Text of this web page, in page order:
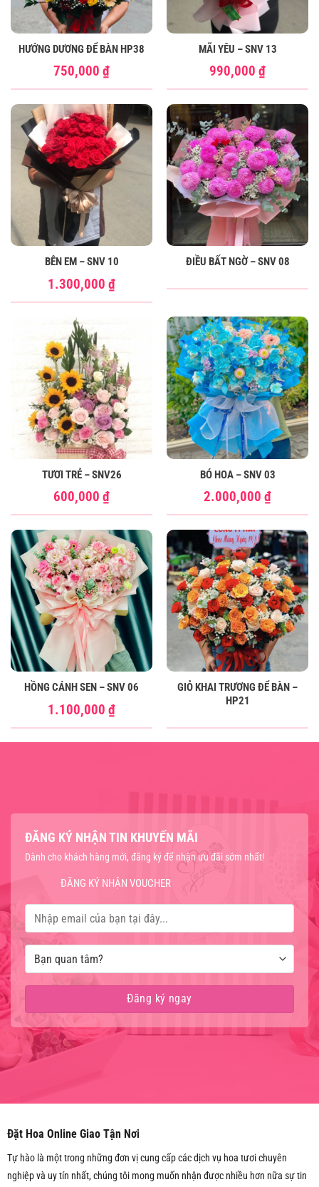
HƯỚNG DƯƠNG ĐỂ BÀN HP38
750,000 ₫
MÃI YÊU – SNV 13
990,000 ₫
BÊN EM – SNV 10
1.300,000 ₫
ĐIỀU BẤT NGỜ – SNV 08
TƯƠI TRẺ – SNV26
600,000 ₫
BÓ HOA – SNV 03
2.000,000 ₫
HỒNG CÁNH SEN – SNV 06
1.100,000 ₫
GIỎ KHAI TRƯƠNG ĐỂ BÀN –
HP21
ĐĂNG KÝ NHẬN TIN KHUYẾN MÃI
Dành cho khách hàng mới, đăng ký để nhận ưu đãi sớm nhất!
ĐĂNG KÝ NHẬN VOUCHER
Đặt Hoa Online Giao Tận Nơi
Tự hào là một trong những đơn vị cung cấp các dịch vụ hoa tươi chuyên
nghiệp và uy tín nhất, chúng tôi mong muốn nhận được nhiều hơn nữa sự tin